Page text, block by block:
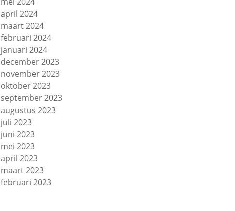
april 2024
maart 2024
februari 2024
januari 2024
december 2023
november 2023
oktober 2023
september 2023
augustus 2023
juli 2023
juni 2023
mei 2023
april 2023
maart 2023
februari 2023